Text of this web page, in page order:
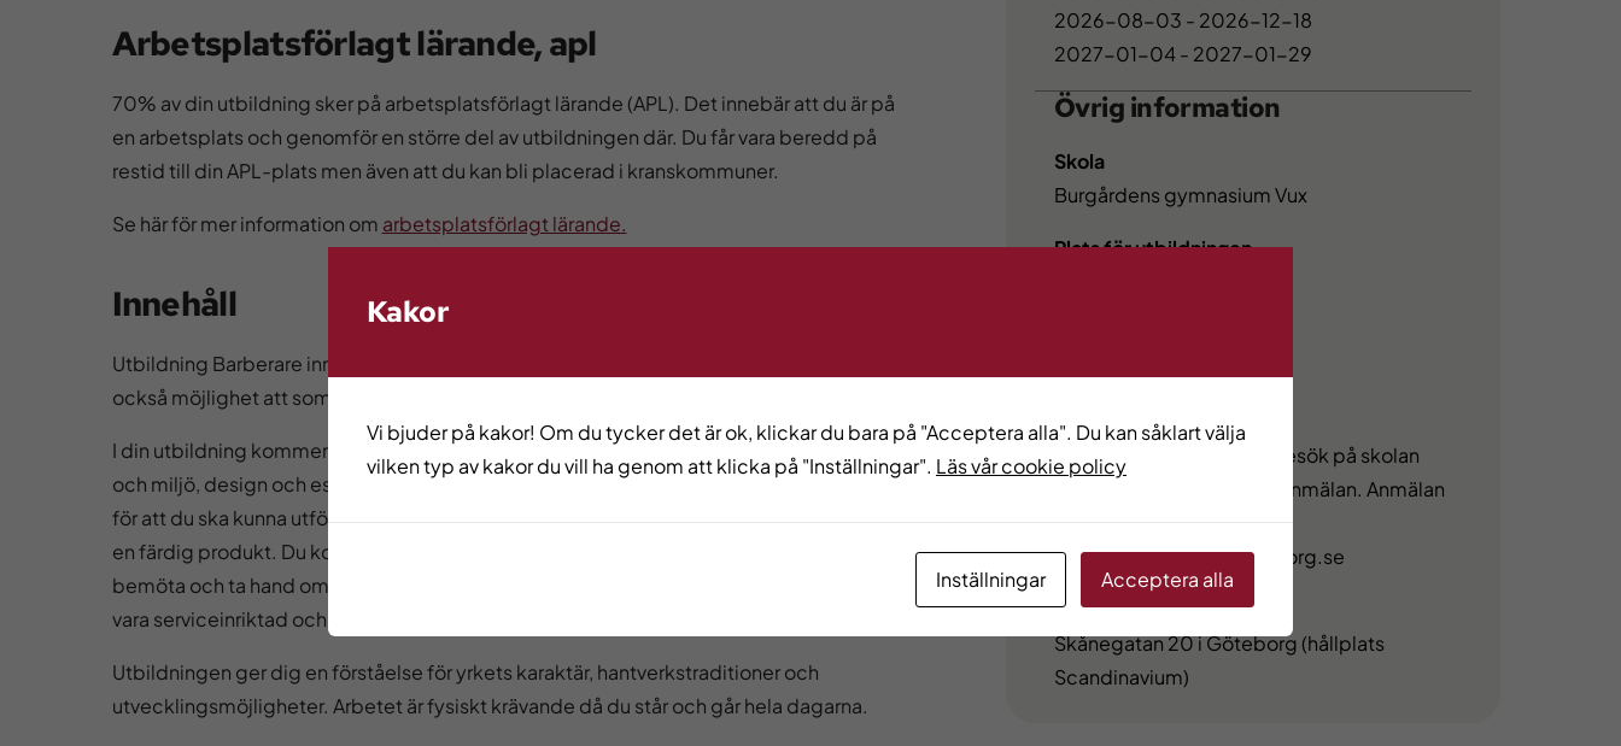
Arbetsplatsförlagt lärande, apl
70% av din utbildning sker på arbetsplatsförlagt lärande (APL). Det innebär att du är på
en arbetsplats och genomför en större del av utbildningen där. Du får vara beredd på
restid till din APL-plats men även att du kan bli placerad i kranskommuner.
Se här för mer information om arbetsplatsförlagt lärande.
Innehåll
Utbildning Barberare innehåller gymnasiekurser på 1500 poäng inom Hantverk. Du har
också möjlighet att som tillval göra komvuxarbete 100 p.
I din utbildning kommer du att arbeta med olika hantverkstekniker, lära dig om material
och miljö, design och estetiskt tänkande. Du får träna på de arbetsprocesser som krävs
för att du ska kunna utföra ditt yrke och ge dina kunder olika behandlingar, från idé till
en färdig produkt. Du kommer också lära dig kommunikation och service för att kunna
bemöta och ta hand om dina kunder. Som barberare behöver du ha social kompetens,
vara serviceinriktad och intresserad av att möta och arbeta med människor.
Utbildningen ger dig en förståelse för yrkets karaktär, hantverkstraditioner och
utvecklingsmöjligheter. Arbetet är fysiskt krävande då du står och går hela dagarna.
2026-08-03 - 2026-12-18
2027-01-04 - 2027-01-29
Övrig information
Skola
Burgårdens gymnasium Vux
Plats för utbildningen
Studiebesök
Vill du komma på studiebesök på skolan
kan du skicka en intresseanmälan. Anmälan
sker via epost
nina.martin@educ.goteborg.se
Besöksadress
Skånegatan 20 i Göteborg (hållplats
Scandinavium)
Kakor
Vi bjuder på kakor! Om du tycker det är ok, klickar du bara på "Acceptera alla". Du kan såklart välja
vilken typ av kakor du vill ha genom att klicka på "Inställningar". Läs vår cookie policy
Inställningar Acceptera alla